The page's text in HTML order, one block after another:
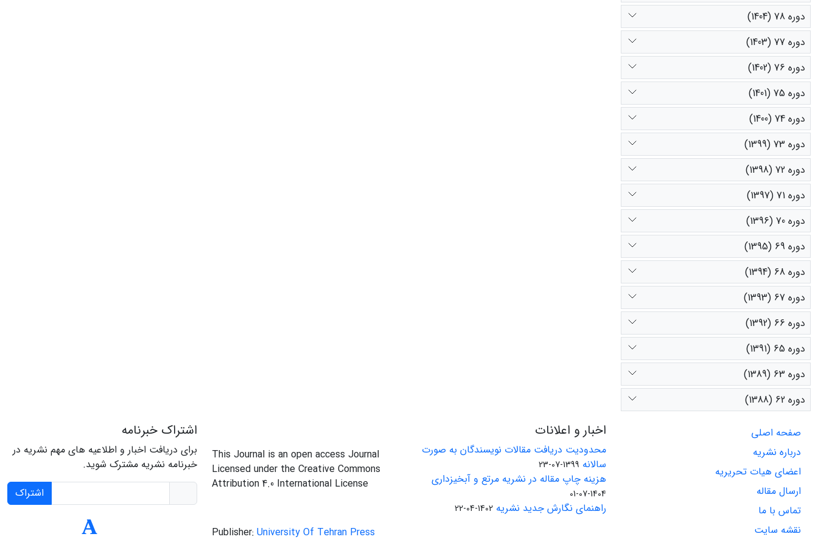
دوره 78 (1404)
دوره 77 (1403)
دوره 76 (1402)
دوره 75 (1401)
دوره 74 (1400)
دوره 73 (1399)
دوره 72 (1398)
دوره 71 (1397)
دوره 70 (1396)
دوره 69 (1395)
دوره 68 (1394)
دوره 67 (1393)
دوره 66 (1392)
دوره 65 (1391)
دوره 63 (1389)
دوره 62 (1388)
صفحه اصلی
درباره نشریه
اعضای هیات تحریریه
ارسال مقاله
تماس با ما
نقشه سایت
اخبار و اعلانات
محدودیت دریافت مقالات نویسندگان به صورت
سالانه 1399-07-23
هزینه چاپ مقاله در نشریه مرتع و آبخیزداری
1404-07-01
راهنمای نگارش جدید نشریه 1402-04-22
This Journal is an open access Journal
Licensed under the Creative Commons
Attribution 4.0 International License
Publisher: University Of Tehran Press
اشتراک خبرنامه
برای دریافت اخبار و اطلاعیه های مهم نشریه در
خبرنامه نشریه مشترک شوید.
اشتراک